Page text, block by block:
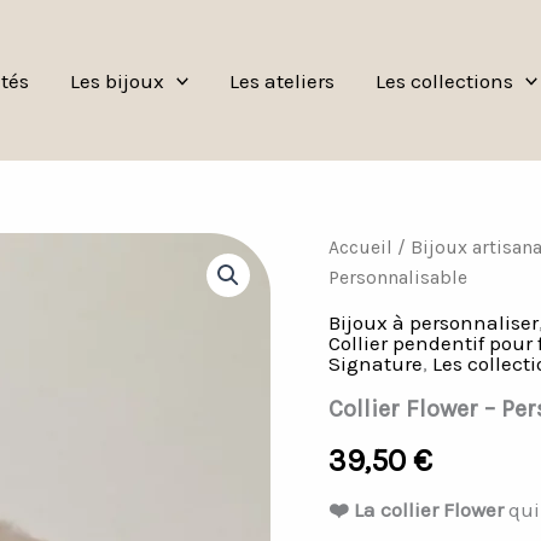
Les bijoux Les ateliers Les collections
Accueil / Bijoux
Personnalisable
Bijoux à personnaliser
Collier pendentif pour
Signature, Les
Collier Flower –
39,50 €
❤️ La collier Flower
quantité
de
Flower
-
Personnalisable